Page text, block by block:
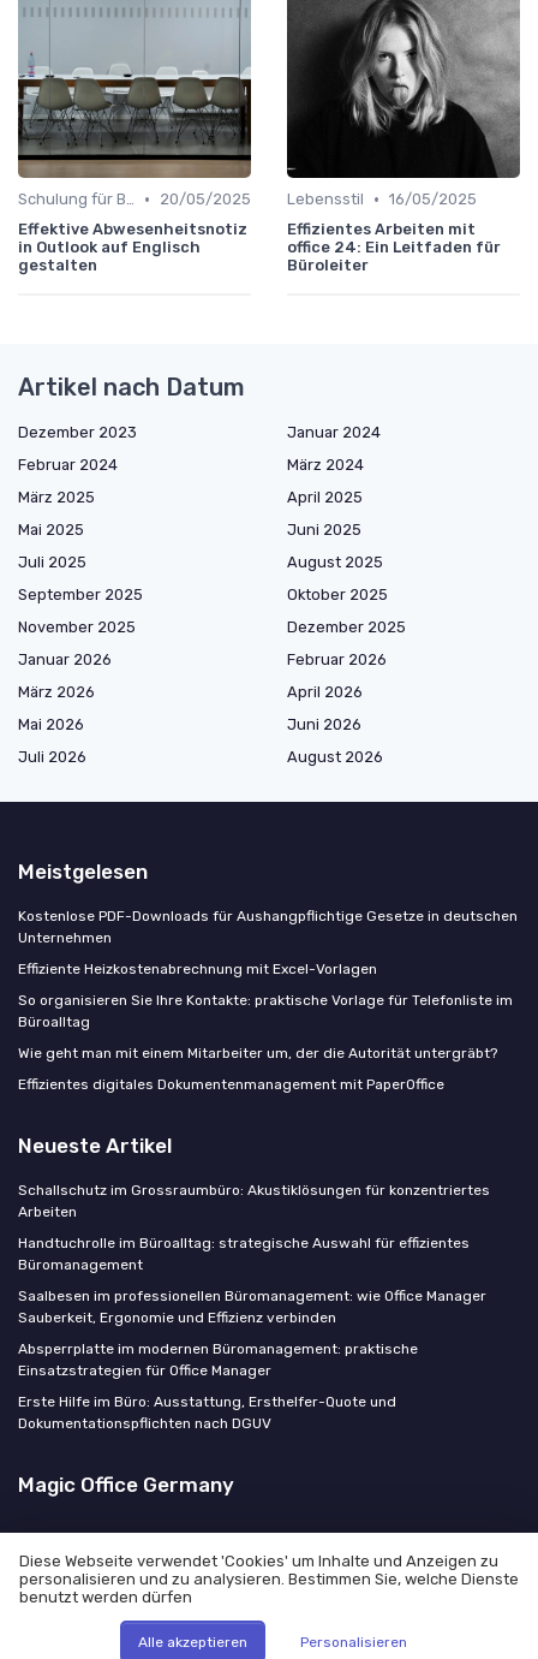
Schulung für Büroleiter •
20/05/2025
Effektive Abwesenheitsnotiz
in Outlook auf Englisch
gestalten
Lebensstil • 16/05/2025
Effizientes Arbeiten mit
office 24: Ein Leitfaden für
Büroleiter
Artikel nach Datum
Dezember 2023
Januar 2024
Februar 2024
März 2024
März 2025
April 2025
Mai 2025
Juni 2025
Juli 2025
August 2025
September 2025
Oktober 2025
November 2025
Dezember 2025
Januar 2026
Februar 2026
März 2026
April 2026
Mai 2026
Juni 2026
Juli 2026
August 2026
Meistgelesen
Kostenlose PDF-Downloads für Aushangpflichtige Gesetze in deutschen
Unternehmen
Effiziente Heizkostenabrechnung mit Excel-Vorlagen
So organisieren Sie Ihre Kontakte: praktische Vorlage für Telefonliste im
Büroalltag
Wie geht man mit einem Mitarbeiter um, der die Autorität untergräbt?
Effizientes digitales Dokumentenmanagement mit PaperOffice
Neueste Artikel
Schallschutz im Grossraumbüro: Akustiklösungen für konzentriertes
Arbeiten
Handtuchrolle im Büroalltag: strategische Auswahl für effizientes
Büromanagement
Saalbesen im professionellen Büromanagement: wie Office Manager
Sauberkeit, Ergonomie und Effizienz verbinden
Absperrplatte im modernen Büromanagement: praktische
Einsatzstrategien für Office Manager
Erste Hilfe im Büro: Ausstattung, Ersthelfer-Quote und
Dokumentationspflichten nach DGUV
Magic Office Germany
Rechtliche Hinweise
© Magic Office Germany 2026
Diese Webseite verwendet 'Cookies' um Inhalte und Anzeigen zu
personalisieren und zu analysieren. Bestimmen Sie, welche Dienste
benutzt werden dürfen
Alle akzeptieren Personalisieren